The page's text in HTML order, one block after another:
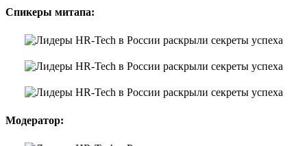
Спикеры митапа:
Модератор: